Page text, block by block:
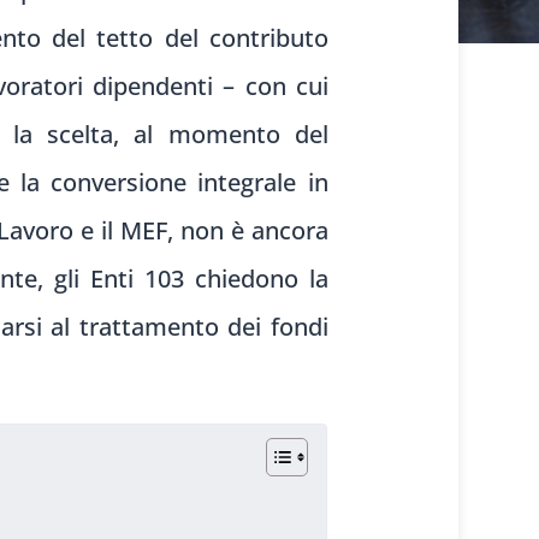
del tetto del contributo
dipendenti – con cui
la scelta, al momento del
la conversione integrale in
e il MEF, non è ancora
gli Enti 103 chiedono la
al trattamento dei fondi